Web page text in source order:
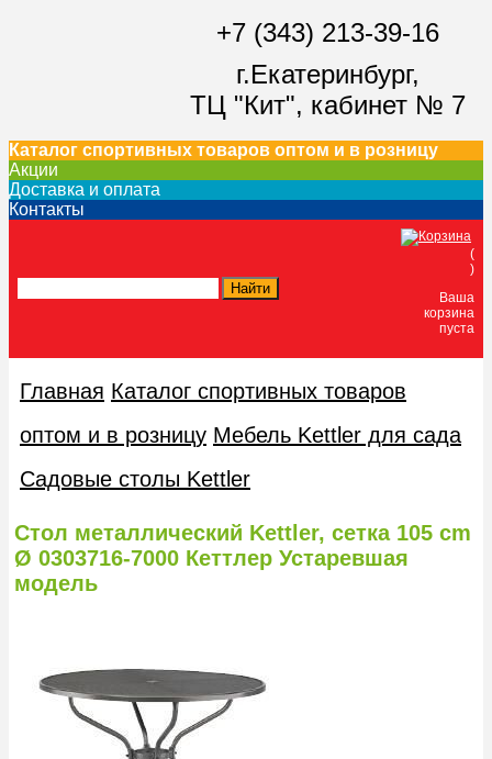
+7 (343) 213-39-16
г.Екатеринбург,
ТЦ "Кит", кабинет № 7
Каталог спортивных товаров оптом и в розницу
Акции
Доставка и оплата
Контакты
(
)
Ваша
корзина
пуста
Главная Каталог спортивных товаров
оптом и в розницу Мебель Kettler для сада
Сaдoвые cтoлы Kettler
Стол металлический Kettler, сетка 105 cm
Ø 0303716-7000 Кеттлер Устаревшая
модель